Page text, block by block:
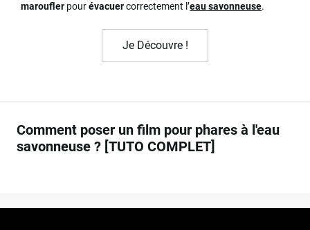
maroufler pourévacuercorrectement l’eausavonneuse.
Je Découvre !
Comment poser un film pour phares à l'eau
savonneuse ? [TUTO COMPLET]